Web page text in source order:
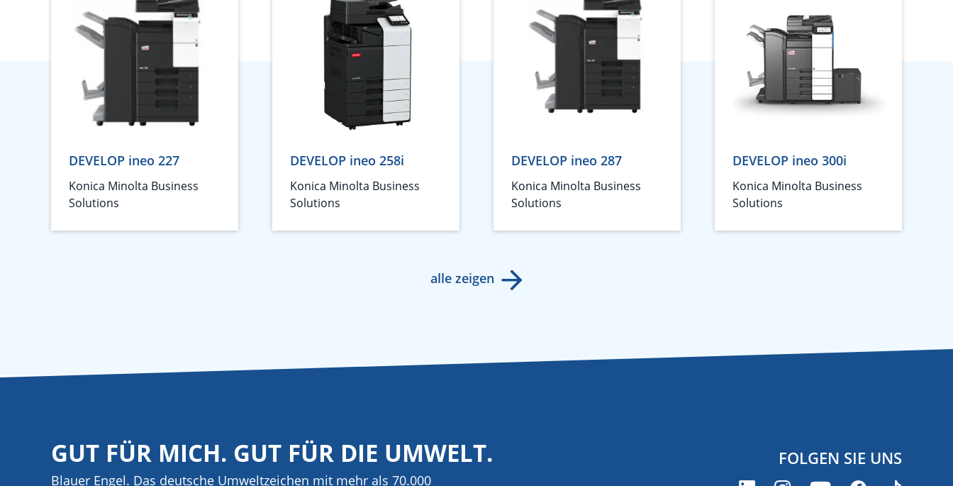
DEVELOP ineo 227
Konica Minolta Business
Solutions
DEVELOP ineo 258i
Konica Minolta Business
Solutions
DEVELOP ineo 287
Konica Minolta Business
Solutions
DEVELOP ineo 300i
Konica Minolta Business
Solutions
alle zeigen
GUT FÜR MICH. GUT FÜR DIE UMWELT.
Blauer Engel. Das deutsche Umweltzeichen mit mehr als 70.000
FOLGEN SIE UNS